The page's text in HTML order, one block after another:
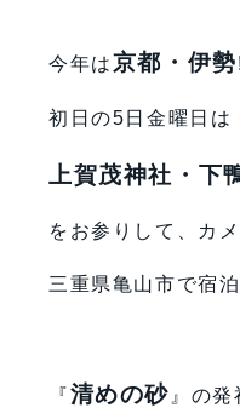
今年は京都・伊勢
初日の5日金曜日は
上賀茂神社・下
をお参りして、カ
三重県亀山市で宿
『清めの砂 』の発